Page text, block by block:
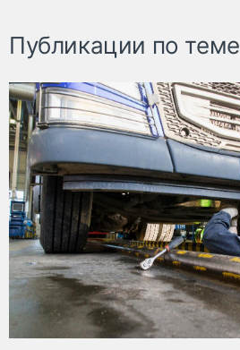
Публикации по теме